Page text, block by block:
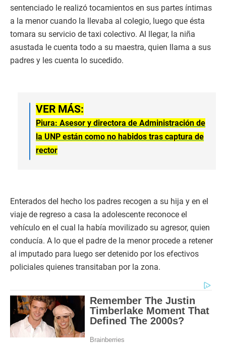
sentenciado le realizó tocamientos en sus partes íntimas
a la menor cuando la llevaba al colegio, luego que ésta
tomara su servicio de taxi colectivo. Al llegar, la niña
asustada le cuenta todo a su maestra, quien llama a sus
padres y les cuenta lo sucedido.
VER MÁS:
Piura: Asesor y directora de Administración de
la UNP están como no habidos tras captura de
rector
Enterados del hecho los padres recogen a su hija y en el
viaje de regreso a casa la adolescente reconoce el
vehículo en el cual la había movilizado su agresor, quien
conducía. A lo que el padre de la menor procede a retener
al imputado para luego ser detenido por los efectivos
policiales quienes transitaban por la zona.